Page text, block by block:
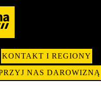
KONTAKT I REGIONY
NAS DAROWIZNĄ